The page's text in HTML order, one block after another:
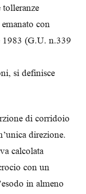
con
1983 (G.U. n.339
si definisce
di corridoio
direzione.
calcolata
con un
in almeno